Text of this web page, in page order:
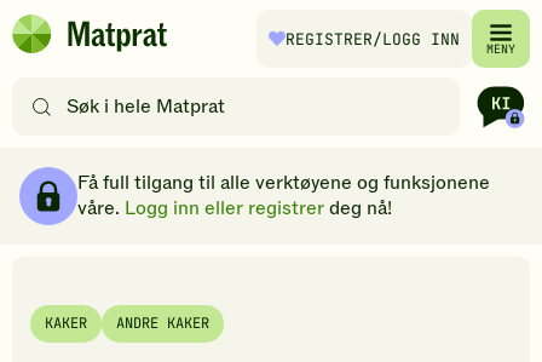
Hopp til hovedinnhold
Matprat
REGISTRER/LOGG INN MENY
etter
filtre
Få full tilgang til alle verktøyene og funksjonene
våre. Logg inn eller registrerdeg nå!
KAKER ANDRE KAKER